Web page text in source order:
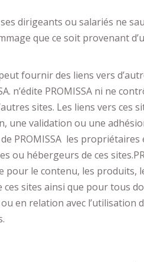
ses dirigeants ou salariés ne
que ce soit provenant
fournir des liens vers
n’édite PROMISSA ni ne
sites. Les liens vers
une validation ou une
PROMISSA les
ou hébergeurs de ces
pour le contenu, les produits,
ces sites ainsi que pour tous
en relation avec l’utilisation